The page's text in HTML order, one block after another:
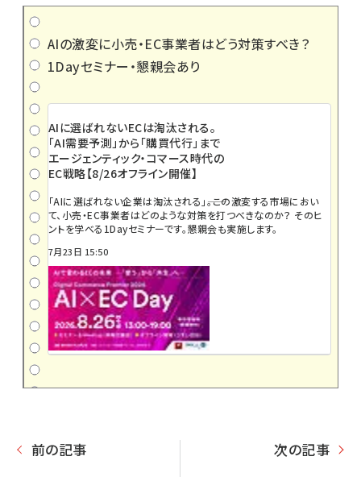
AIの激変に小売・EC事業者はどう対策すべき？
1Dayセミナー・懇親会あり
AIに選ばれないECは淘汰される。
「AI需要予測」から「購買代行」まで
エージェンティック・コマース時代の
EC戦略【8/26オフライン開催】
「AIに選ばれない企業は淘汰される」――。この激変する市場におい
て、小売・EC事業者はどのような対策を打つべきなのか？ そのヒ
ントを学べる1Dayセミナーです。懇親会も実施します。
7月23日 15:50
前の記事 次の記事